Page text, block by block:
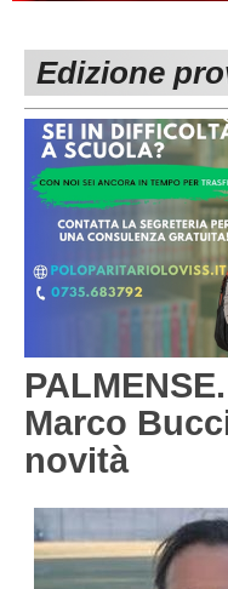
1^ CATEGORIA
2^ CATEGORIA
3^ CATEGORIA
GIOVANILI
Edizione
Marco
novità